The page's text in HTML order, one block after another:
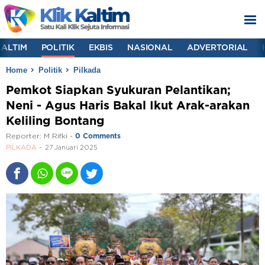
POLITIK EKBIS NASIONAL ADVERTORIAL
Home Politik Pilkada
Pemkot Siapkan Syukuran Pelantikan;
Neni - Agus Haris Bakal Ikut Arak-arakan
Keliling Bontang
Reporter: M Rifki - 0 Comments
PILKADA 27 Januari 2025